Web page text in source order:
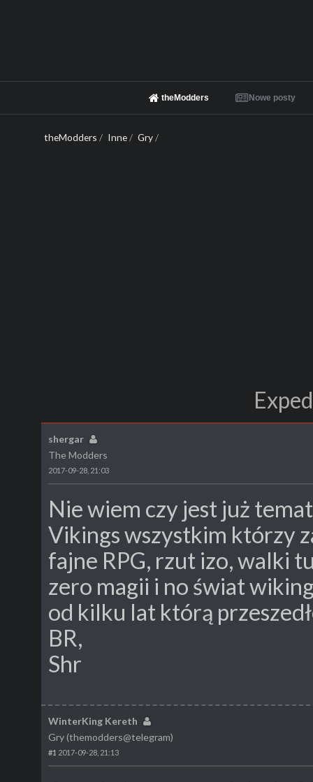
theModders Nowe posty
theModders / Inne/ Gry/
shergar
The Modders
2017-09-28, 21:03
Nie wiem czy jest już
Vikings wszystkim którzy
fajne RPG, rzut izo, walki
zero magii i no świat
od kilku lat którą
BR,
Shr
WinterKing Kereth
Gry (themodders@telegram)
#1 2017-09-28, 21:13